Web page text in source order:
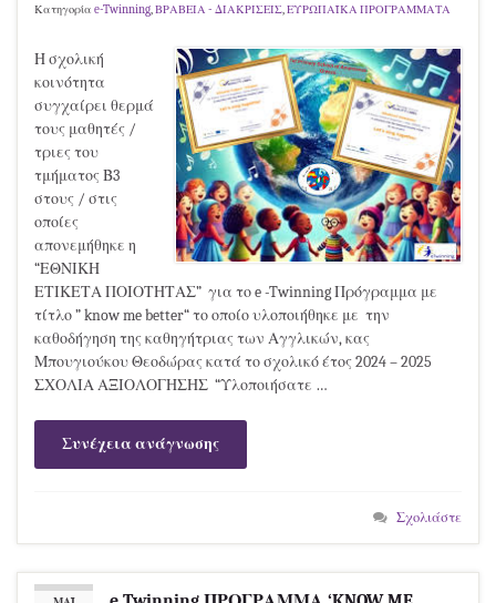
Κατηγορία e-Twinning,ΒΡΑΒΕΙΑ - ΔΙΑΚΡΙΣΕΙΣ,ΕΥΡΩΠΑΪΚΑ ΠΡΟΓΡΑΜΜΑΤΑ
Η σχολική
κοινότητα
συγχαίρει θερμά
τους μαθητές /
τριες του
τμήματος Β3
στους / στις
οποίες
απονεμήθηκε η
“ΕΘΝΙΚΗ
ΕΤΙΚΕΤΑ ΠΟΙΟΤΗΤΑΣ” για το e -Twinning Πρόγραμμα με
τίτλο ” know me better“ το οποίο υλοποιήθηκε με την
καθοδήγηση της καθηγήτριας των Αγγλικών, κας
Μπουγιούκου Θεοδώρας κατά το σχολικό έτος 2024 – 2025
ΣΧΟΛΙΑ ΑΞΙΟΛΟΓΗΣΗΣ “Υλοποιήσατε …
Συνέχεια ανάγνωσης
Σχολιάστε